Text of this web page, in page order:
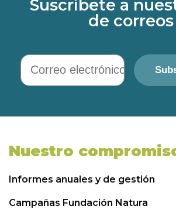
Suscríbete a
de correos
Correo electrónico
Nuestro
Informes anuales y de gestión
Campañas Fundación Natura